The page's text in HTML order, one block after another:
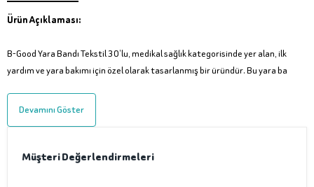
Ürün Açıklaması:
B-Good Yara Bandı Tekstil 30’lu, medikal sağlık kategorisinde yer alan, ilk
yardım ve yara bakımı için özel olarak tasarlanmış bir üründür. Bu yara ba
Devamını Göster
Müşteri Değerlendirmeleri